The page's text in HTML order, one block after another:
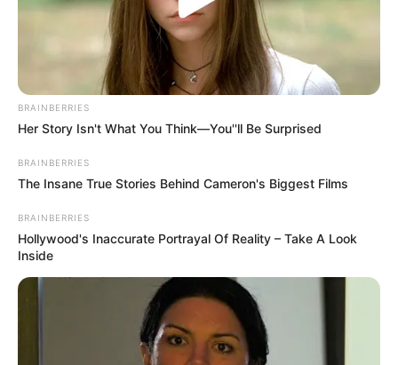
Πούτιν.. Ο οποίος δεν...
ΙΡΙΔΙΖΟΝΤΕΣ ΘΩΡΑΚΕΣ ΠΟΛΕΜΙΣΤΩΝ
ΑΝΤΑΝΑΚΛΟΥΝ ΤΟ ΦΩΣ ΣΤΟ ΣΤΕΡΕΩΜΑ
ΚΑΙ ΣΦΡΑΓΙΖΟΥΝ ΤΗΝ ΝΥΧΤΑ.
Δευτέρα, 24 Μαΐου 2021, 14:02
BRAINBERRIES
Her Story Isn't What You Think—You''ll Be Surprised
BRAINBERRIES
The Insane True Stories Behind Cameron's Biggest Films
BRAINBERRIES
Hollywood's Inaccurate Portrayal Of Reality – Take A Look
Inside